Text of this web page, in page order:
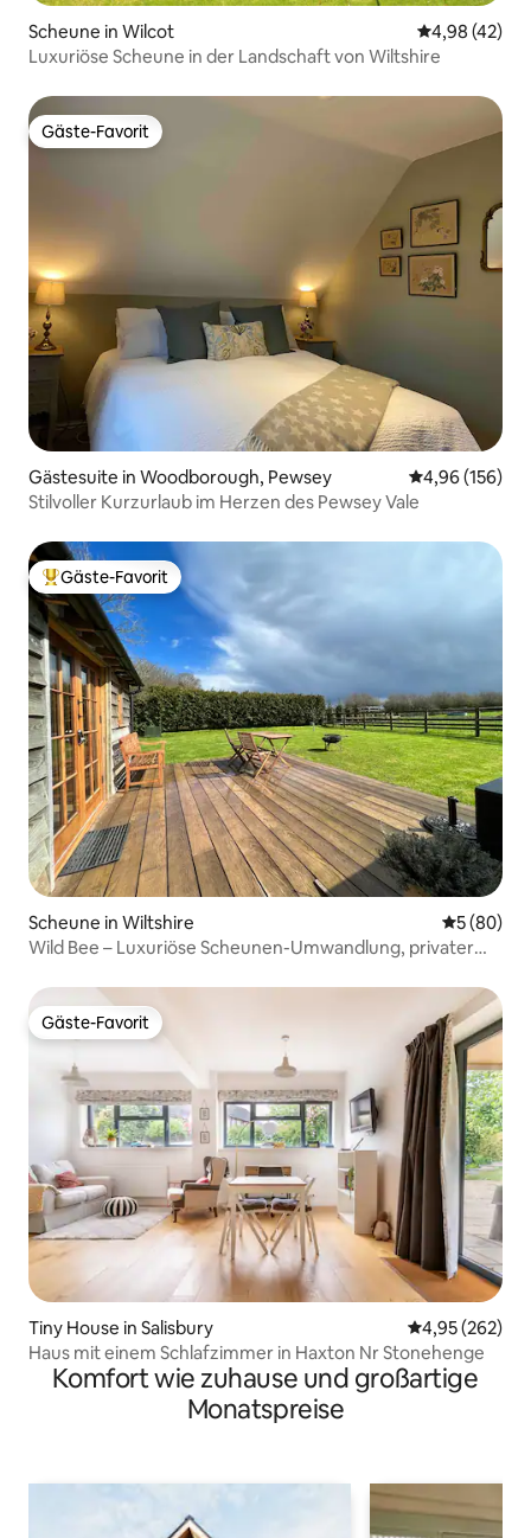
Scheune in Wilcot
4,98 (42)
Luxuriöse Scheune in der Landschaft von Wiltshire
Gäste-Favorit
Gäste-Favorit
Gästesuite in Woodborough, Pewsey
4,96 (156)
Stilvoller Kurzurlaub im Herzen des Pewsey Vale
Beliebter Gäste-Favorit.
Gäste-Favorit
Scheune in Wiltshire
5 (80)
Wild Bee – Luxuriöse Scheunen-Umwandlung, privater
Gäste-Favorit
Gäste-Favorit
Tiny House in Salisbury
4,95 (262)
Haus mit einem Schlafzimmer in Haxton Nr Stonehenge
Komfort wie zuhause und großartige
Monatspreise